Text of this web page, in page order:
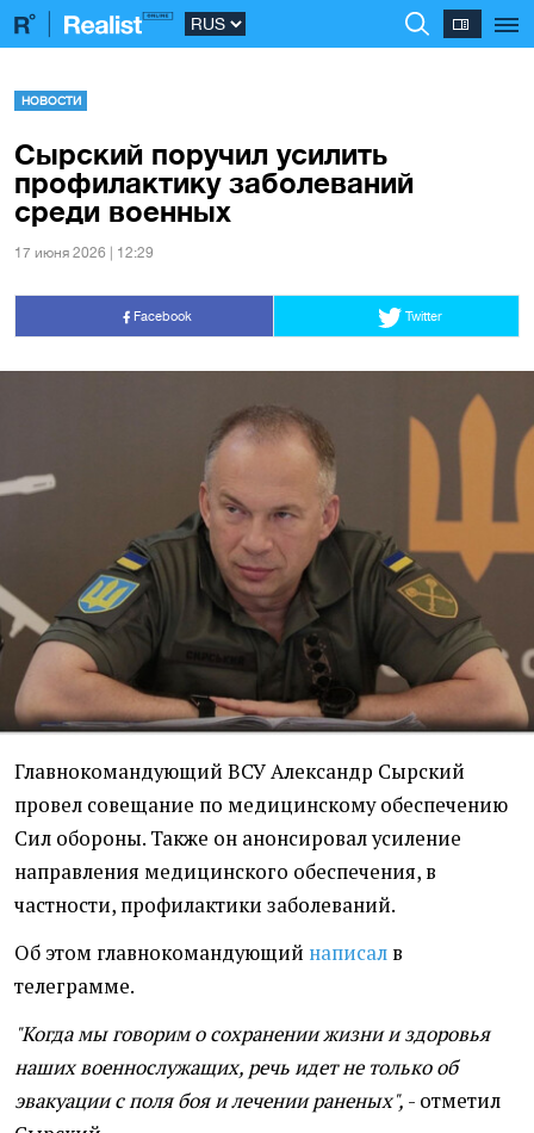
НОВОСТИ
Сырский поручил усилить
профилактику заболеваний
среди военных
17 июня 2026 | 12:29
Facebook Twitter
Главнокомандующий ВСУ Александр Сырский
провел совещание по медицинскому обеспечению
Сил обороны. Также он анонсировал усиление
направления медицинского обеспечения, в
частности, профилактики заболеваний.
Об этом главнокомандующий написал в
телеграмме.
"Когда мы говорим о сохранении жизни и здоровья
наших военнослужащих, речь идет не только об
эвакуации с поля боя и лечении раненых", - отметил